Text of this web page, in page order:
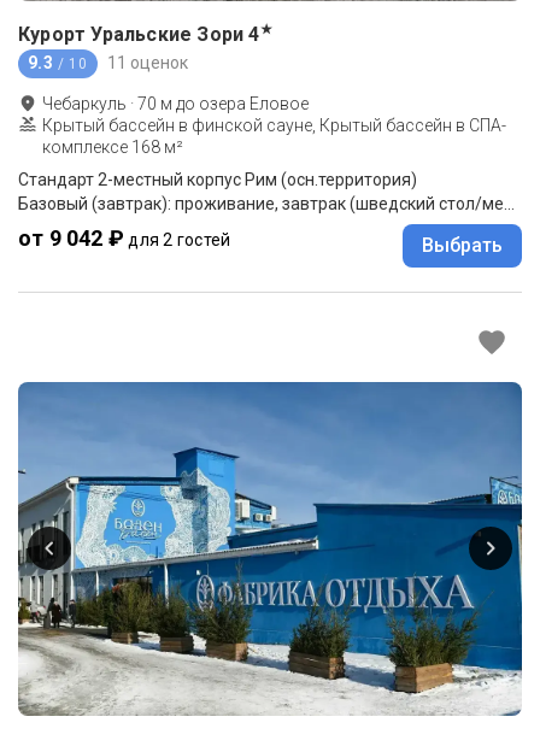
Курорт Уральские Зори 4★
9.3 / 10 11 оценок
Чебаркуль ·70 м до озера Еловое
Крытый бассейн в финской сауне, Крытый бассейн в СПА-
комплексе 168 м²
Стандарт 2-местный корпус Рим (осн.территория)
от 9 042 ₽ для 2 гостей Выбрать